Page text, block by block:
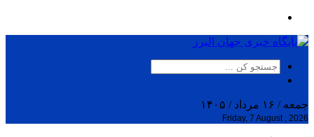
جمعه / ۱۶ مرداد / ۱۴۰۵
Friday, 7 August , 2026